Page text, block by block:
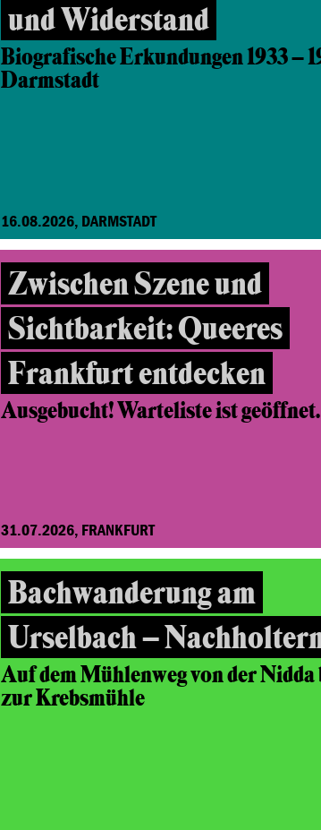
und Widerstand
Biografische Erkundungen 1933 –
Darmstadt
16.08.2026, DARMSTADT
Zwischen Szene und
Sichtbarkeit: Queeres
Frankfurt entdecken
Ausgebucht! Warteliste ist geöffnet.
31.07.2026, FRANKFURT
Bachwanderung am
Urselbach –
Auf dem Mühlenweg von der Nidda
zur Krebsmühle